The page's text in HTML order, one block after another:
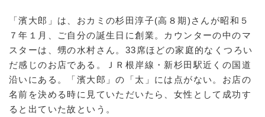
「濱大郎」は、おカミの杉田淳子(高８期)さんが昭和５
７年１月、ご自分の誕生日に創業。カウンターの中のマ
スターは、甥の水村さん。33席ほどの家庭的なくつろい
だ感じのお店である。ＪＲ根岸線・新杉田駅近くの国道
沿いにある。「濱大郎」の「太」には点がない。お店の
名前を決める時に見ていただいたら、女性として成功す
ると出ていた故という。
浜寿司
クリフサイド
濱太郎
ホフ・ブロウ
うぃーくぽいんと